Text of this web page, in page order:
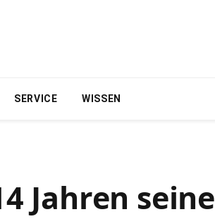
SERVICE WISSEN
Jahren seine